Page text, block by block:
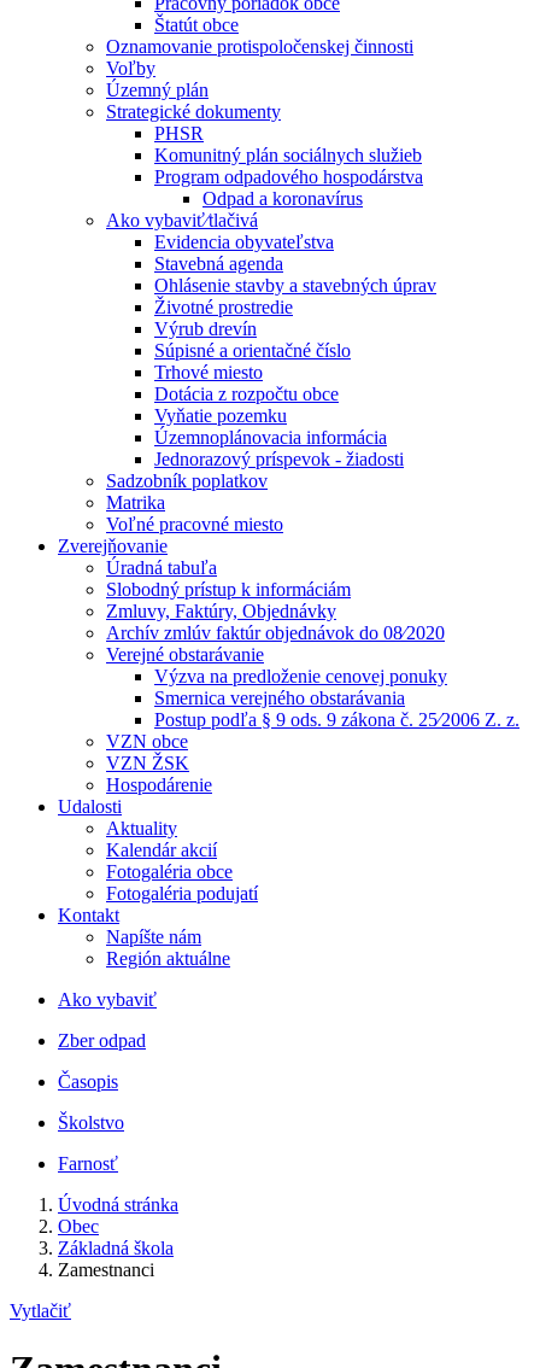
Štatút obce
Oznamovanie protispoločenskej činnosti
Voľby
Územný plán
Strategické dokumenty
PHSR
Komunitný plán sociálnych služieb
Program odpadového hospodárstva
Odpad a koronavírus
Ako vybaviť⁄tlačivá
Evidencia obyvateľstva
Stavebná agenda
Ohlásenie stavby a stavebných úprav
Životné prostredie
Výrub drevín
Súpisné a orientačné číslo
Trhové miesto
Dotácia z rozpočtu obce
Vyňatie pozemku
Územnoplánovacia informácia
Jednorazový príspevok - žiadosti
Sadzobník poplatkov
Matrika
Voľné pracovné miesto
Zverejňovanie
Úradná tabuľa
Slobodný prístup k informáciám
Zmluvy, Faktúry, Objednávky
Archív zmlúv faktúr objednávok do 08⁄2020
Verejné obstarávanie
Výzva na predloženie cenovej ponuky
Smernica verejného obstarávania
Postup podľa § 9 ods. 9 zákona č. 25⁄2006 Z. z.
VZN obce
VZN ŽSK
Hospodárenie
Udalosti
Aktuality
Kalendár akcií
Fotogaléria obce
Fotogaléria podujatí
Kontakt
Napíšte nám
Región aktuálne
Ako vybaviť
Zber odpad
Časopis
Školstvo
Farnosť
Úvodná stránka
Obec
Základná škola
Zamestnanci
Vytlačiť